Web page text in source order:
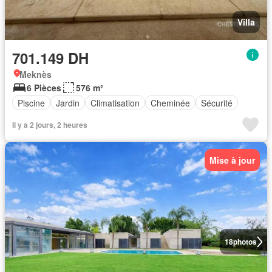
Villa
701.149 DH
Meknès
6 Pièces
576 m²
Piscine
Jardin Climatisation Cheminée Sécurité
Il y a 2 jours, 2 heures
18photos
Mise à jour